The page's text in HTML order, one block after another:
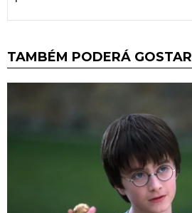
TAMBÉM PODERÁ GOSTAR